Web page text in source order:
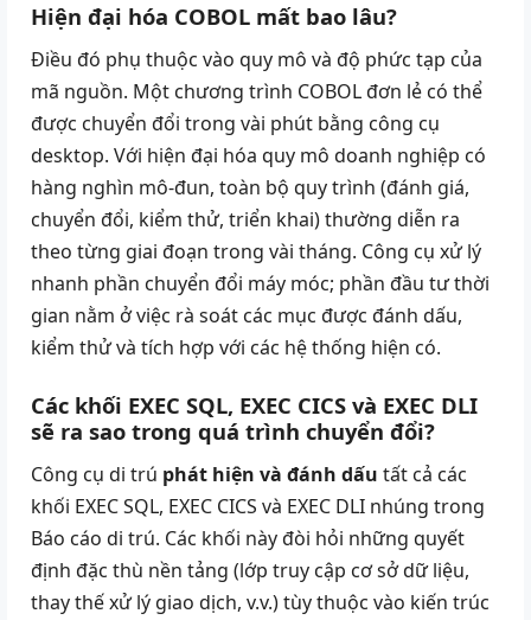
Hiện đại hóa COBOL mất bao lâu?
Điều đó phụ thuộc vào quy mô và độ phức tạp của
mã nguồn. Một chương trình COBOL đơn lẻ có thể
được chuyển đổi trong vài phút bằng công cụ
desktop. Với hiện đại hóa quy mô doanh nghiệp có
hàng nghìn mô-đun, toàn bộ quy trình (đánh giá,
chuyển đổi, kiểm thử, triển khai) thường diễn ra
theo từng giai đoạn trong vài tháng. Công cụ xử lý
nhanh phần chuyển đổi máy móc; phần đầu tư thời
gian nằm ở việc rà soát các mục được đánh dấu,
kiểm thử và tích hợp với các hệ thống hiện có.
Các khối EXEC SQL, EXEC CICS và EXEC DLI
sẽ ra sao trong quá trình chuyển đổi?
Công cụ di trú phát hiện và đánh dấu tất cả các
khối EXEC SQL, EXEC CICS và EXEC DLI nhúng trong
Báo cáo di trú. Các khối này đòi hỏi những quyết
định đặc thù nền tảng (lớp truy cập cơ sở dữ liệu,
thay thế xử lý giao dịch, v.v.) tùy thuộc vào kiến trúc